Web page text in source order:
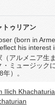
トゥリアン
(born in
his interest
（アルメニア生
・ミュージック
年）。
Ilich